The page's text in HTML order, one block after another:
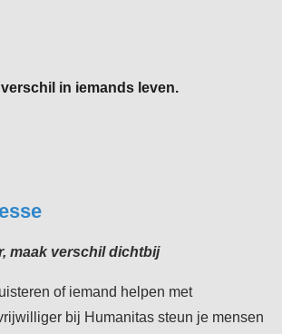
in iemands leven.
maak verschil dichtbij
of iemand helpen met
bij Humanitas steun je mensen